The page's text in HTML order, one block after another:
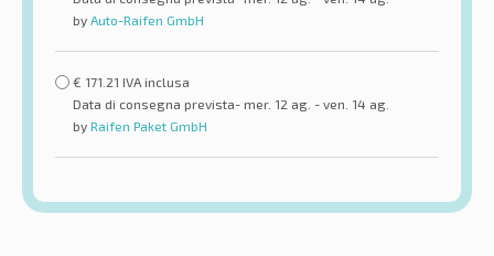
by Auto-Raifen GmbH
€ 171.21 IVA inclusa
Data di consegna prevista- mer. 12 ag. - ven. 14 ag.
by Raifen Paket GmbH